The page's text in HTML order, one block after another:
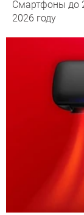
Смартфоны до
2026 году